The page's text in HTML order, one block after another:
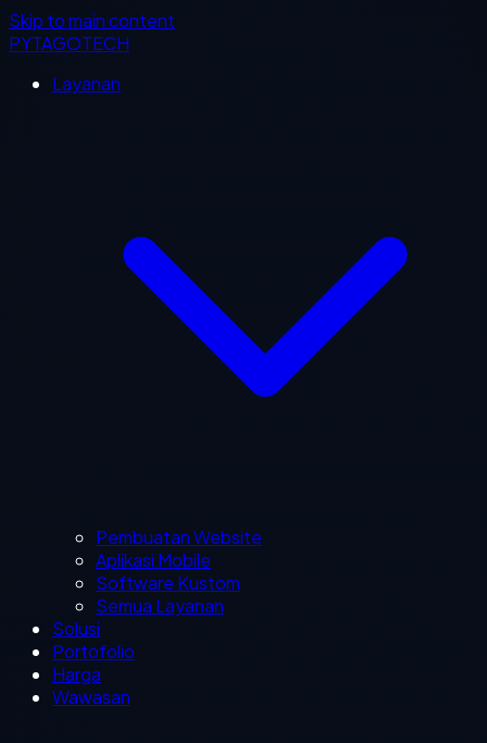
Skip to main content
PYTAGOTECH
Layanan
Pembuatan Website
Aplikasi Mobile
Software Kustom
Semua Layanan
Solusi
Portofolio
Harga
Wawasan